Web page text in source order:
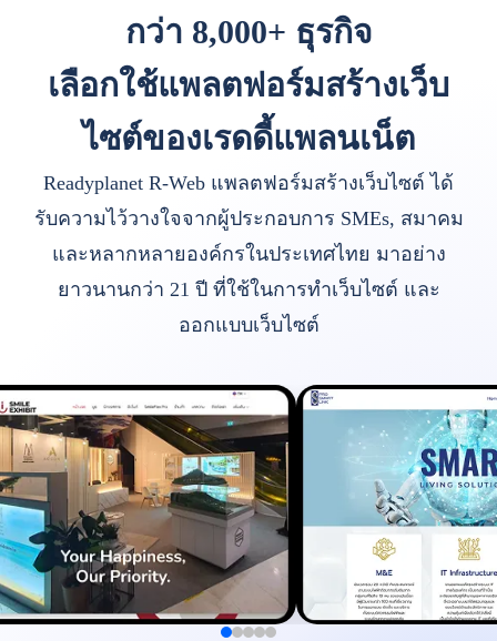
กว่า 8,000+ ธุรกิจ
เลือกใช้แพลตฟอร์มสร้างเว็บ
ไซต์ของเรดดี้แพลนเน็ต
Readyplanet R-Web แพลตฟอร์มสร้างเว็บไซต์ ได้
รับความไว้วางใจจากผู้ประกอบการ SMEs, สมาคม
และหลากหลายองค์กรในประเทศไทย มาอย่าง
ยาวนานกว่า 21 ปี ที่ใช้ในการทำเว็บไซต์ และ
ออกแบบเว็บไซต์